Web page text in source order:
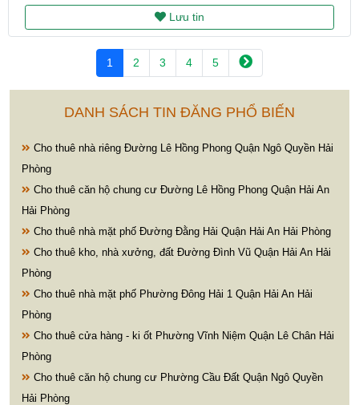
Lưu tin
1 2 3 4 5
DANH SÁCH TIN ĐĂNG PHỔ BIẾN
Cho thuê nhà riêng Đường Lê Hồng Phong Quận Ngô Quyền Hải
Phòng
Cho thuê căn hộ chung cư Đường Lê Hồng Phong Quận Hải An
Hải Phòng
Cho thuê nhà mặt phố Đường Đằng Hải Quận Hải An Hải Phòng
Cho thuê kho, nhà xưởng, đất Đường Đình Vũ Quận Hải An Hải
Phòng
Cho thuê nhà mặt phố Phường Đông Hải 1 Quận Hải An Hải
Phòng
Cho thuê cửa hàng - ki ốt Phường Vĩnh Niệm Quận Lê Chân Hải
Phòng
Cho thuê căn hộ chung cư Phường Cầu Đất Quận Ngô Quyền
Hải Phòng